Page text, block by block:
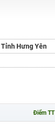
nhất 25 điểm
2018
Hưng Yên
Điểm TT